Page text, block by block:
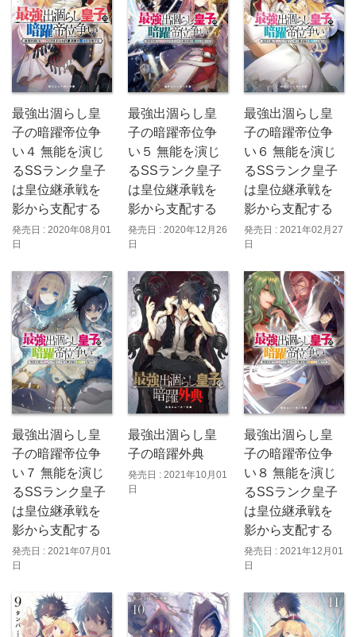
最強出涸らし皇
子の暗躍帝位争
い４ 無能を演じ
るSSランク皇子
は皇位継承戦を
影から支配する
発売日 : 2020年08月01
日
最強出涸らし皇
子の暗躍帝位争
い５ 無能を演じ
るSSランク皇子
は皇位継承戦を
影から支配する
発売日 : 2020年12月26
日
最強出涸らし皇
子の暗躍帝位争
い６ 無能を演じ
るSSランク皇子
は皇位継承戦を
影から支配する
発売日 : 2021年02月27
日
最強出涸らし皇
子の暗躍帝位争
い７ 無能を演じ
るSSランク皇子
は皇位継承戦を
影から支配する
発売日 : 2021年07月01
日
最強出涸らし皇
子の暗躍外典
発売日 : 2021年10月01
日
最強出涸らし皇
子の暗躍帝位争
い８ 無能を演じ
るSSランク皇子
は皇位継承戦を
影から支配する
発売日 : 2021年12月01
日